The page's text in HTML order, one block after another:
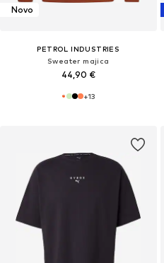
Novo
PETROL INDUSTRIES
Sweater majica
44,90 €
+13